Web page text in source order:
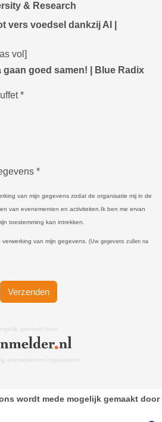
& Research
vers voedsel dankzij AI |
vol]
gaan goed samen! | Blue Radix
*
*
van mijn gegevens zodat de organisatie mij in de
van evenementen en activiteiten.Ik ben me ervan
toestemming kan intrekken.
van mijn gegevens. (Uw gegevens zullen na
Verzenden
gemaakt door
evenementen organiseren
wordt mede mogelijk gemaakt door